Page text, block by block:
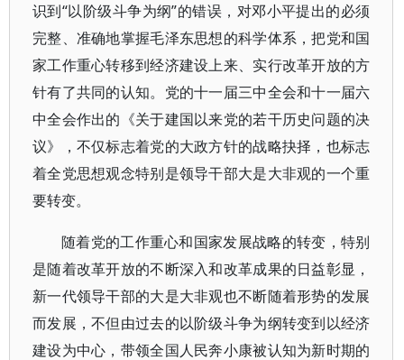
识到“以阶级斗争为纲”的错误，对邓小平提出的必须
完整、准确地掌握毛泽东思想的科学体系，把党和国
家工作重心转移到经济建设上来、实行改革开放的方
针有了共同的认知。党的十一届三中全会和十一届六
中全会作出的《关于建国以来党的若干历史问题的决
议》，不仅标志着党的大政方针的战略抉择，也标志
着全党思想观念特别是领导干部大是大非观的一个重
要转变。
随着党的工作重心和国家发展战略的转变，特别
是随着改革开放的不断深入和改革成果的日益彰显，
新一代领导干部的大是大非观也不断随着形势的发展
而发展，不但由过去的以阶级斗争为纲转变到以经济
建设为中心，带领全国人民奔小康被认知为新时期的